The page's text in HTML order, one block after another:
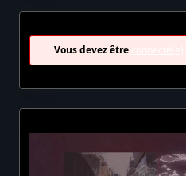
Vous devez être